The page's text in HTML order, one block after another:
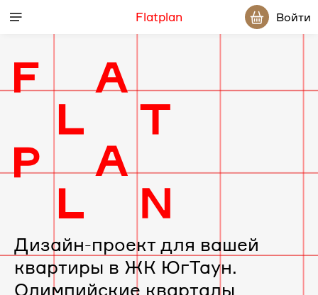
Flatplan Войти
Дизайн-
проект
интерьера
для
вашей
квартиры
Дизайн-проект для вашей
квартиры в ЖК ЮгТаун.
Олимпийские кварталы